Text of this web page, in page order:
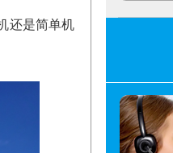
还是简单机